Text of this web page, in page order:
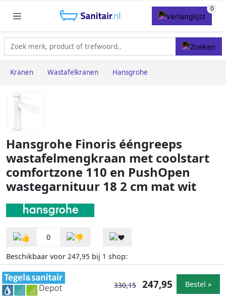
Kranen Wastafelkranen Hansgrohe
Hansgrohe Finoris ééngreeps
wastafelmengkraan met coolstart
comfortzone 110 en PushOpen
wastegarnituur 18 2 cm mat wit
0
Beschikbaar voor 247,95 bij 1 shop:
330,15 247,95 Bestel »